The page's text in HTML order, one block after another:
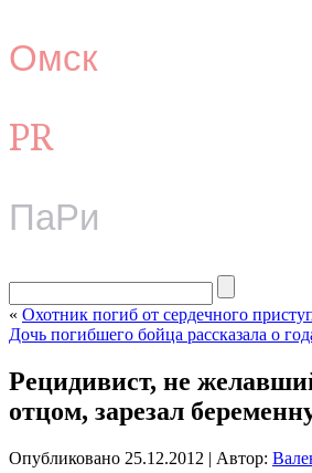
Омск
PR
ПаРи
« Охотник погиб от сердечного
Дочь погибшего бойца рассказала о
Рецидивист, не
отцом, зарезал
Опубликовано 25.12.2012 | Автор: